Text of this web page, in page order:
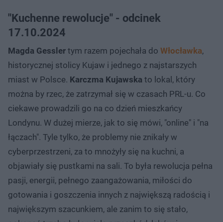
"Kuchenne rewolucje" - odcinek
17.10.2024
Magda Gessler tym razem pojechała do Włocławka,
historycznej stolicy Kujaw i jednego z najstarszych
miast w Polsce. Karczma Kujawska to lokal, który
można by rzec, że zatrzymał się w czasach PRL-u. Co
ciekawe prowadzili go na co dzień mieszkańcy
Londynu. W dużej mierze, jak to się mówi, "online" i "na
łączach". Tyle tylko, że problemy nie znikały w
cyberprzestrzeni, za to mnożyły się na kuchni, a
objawiały się pustkami na sali. To była rewolucja pełna
pasji, energii, pełnego zaangażowania, miłości do
gotowania i goszczenia innych z największą radością i
największym szacunkiem, ale zanim to się stało,